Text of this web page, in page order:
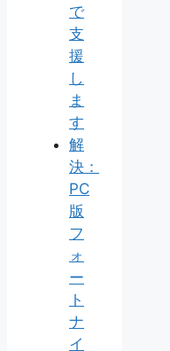
で
支
援
し
ま
す
解
決：
PC
版
フ
ォ
ー
ト
ナ
イ